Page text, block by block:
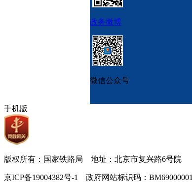
政务微博
微信公众号
手机版
版权所有：国家铁路局 地址：北京市复兴路6号院
京ICP备19004382号-1 政府网站标识码：BM69000001